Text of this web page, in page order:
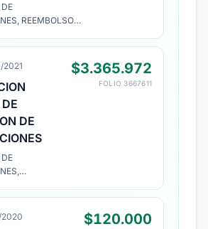
REEMBOLSO
2021
DE
$3.365.972
FOLIO 3667611
2020 $120.000